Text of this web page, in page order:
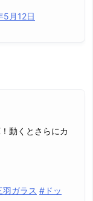
5月12日
動くとさらにカ
羽ガラス #ドッ